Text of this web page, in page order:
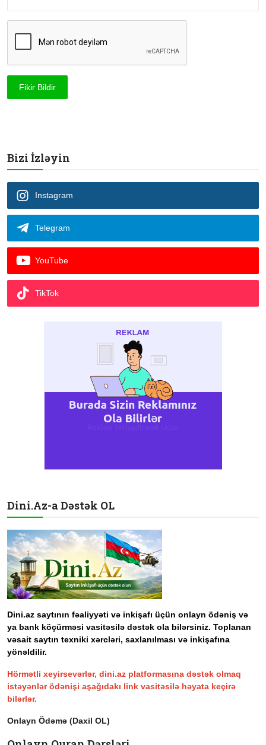
Fikir Bildir
Bizi İzləyin
Instagram
Telegram
YouTube
TikTok
Dini.Az-a Dəstək OL
Dini.az saytının fəaliyyəti və inkişafı üçün onlayn ödəniş və
ya bank köçürməsi vasitəsilə dəstək ola bilərsiniz. Toplanan
vəsait saytın texniki xərcləri, saxlanılması və inkişafına
yönəldilir.
Hörmətli xeyirsevərlər, dini.az platformasına dəstək olmaq
istəyənlər ödənişi aşağıdakı link vasitəsilə həyata keçirə
bilərlər.
Onlayn Ödəmə (Daxil OL)